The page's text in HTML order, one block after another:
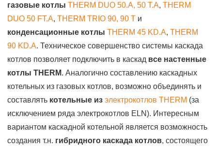
газовые котлы THERM DUO 50.A, 50 T.A, THERM
DUO 50 FT.A, THERM TRIO 90, 90 T и
конденсационные котлы THERM 45 KD.A, THERM
90 KD.A. Техническое совершенство системы каскада
котлов позволяет подключить в каскад все настенные
котлы THERM. Аналогично составлению каскадных
котельных из газовых котлов, возможно объединять и
составлять котельные из электрокотлов THERM (за
исключением ряда электрокотлов ELN). Интересным
вариантом каскадной котельной является возможность
создания т.н. гибридного каскада котлов, состоящего